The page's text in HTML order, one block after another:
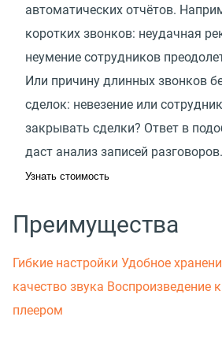
автоматических отчётов.
коротких звонков: неудачная
неумение сотрудников
Или причину длинных звонков
сделок: невезение или
закрывать сделки? Ответ в
даст анализ записей разговоров.
Узнать стоимость
Преимущества
Гибкие настройки Удобное
качество звука Воспроизведение
плеером